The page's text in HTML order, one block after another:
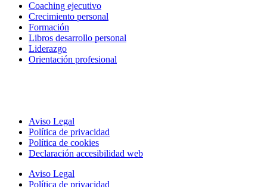
Coaching ejecutivo
Crecimiento personal
Formación
Libros desarrollo personal
Liderazgo
Orientación profesional
Aviso Legal
Política de privacidad
Política de cookies
Declaración accesibilidad web
Aviso Legal
Política de privacidad